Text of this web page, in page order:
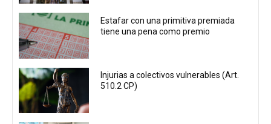
Estafar con una primitiva premiada
tiene una pena como premio
Injurias a colectivos vulnerables (Art.
510.2 CP)